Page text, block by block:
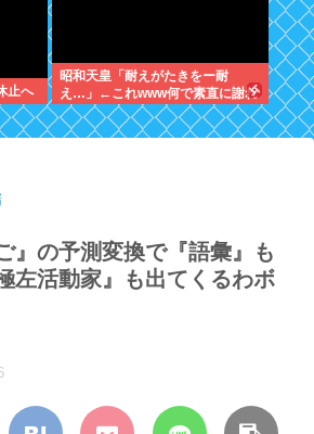
止へ
昭和天皇「耐えがたきをー耐
え…」←これwww何で素直に謝れ
ねーの？？！？
』の予測変換で『語彙』も
左活動家』も出てくるわボ